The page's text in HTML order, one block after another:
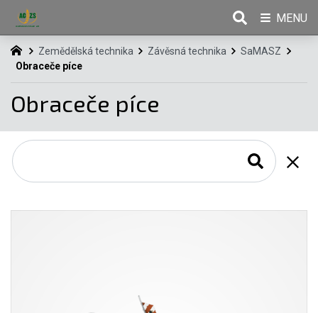
Zemědělská technika Závěsná technika
SaMASZ
Obraceče píce
Obraceče píce
MENU